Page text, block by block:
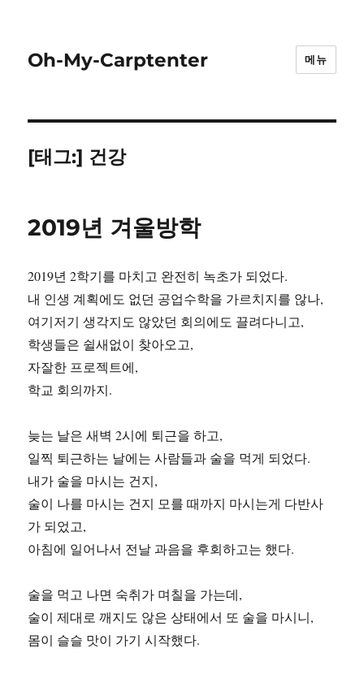
Oh-My-Carptenter 메뉴
[태그:] 건강
2019년 겨울방학
2019년 2학기를 마치고 완전히 녹초가 되었다.
내 인생 계획에도 없던 공업수학을 가르치지를 않나,
여기저기 생각지도 않았던 회의에도 끌려다니고,
학생들은 쉴새없이 찾아오고,
자잘한 프로젝트에,
학교 회의까지.
늦는 날은 새벽 2시에 퇴근을 하고,
일찍 퇴근하는 날에는 사람들과 술을 먹게 되었다.
내가 술을 마시는 건지,
술이 나를 마시는 건지 모를 때까지 마시는게 다반사
가 되었고,
아침에 일어나서 전날 과음을 후회하고는 했다.
술을 먹고 나면 숙취가 며칠을 가는데,
술이 제대로 깨지도 않은 상태에서 또 술을 마시니,
몸이 슬슬 맛이 가기 시작했다.